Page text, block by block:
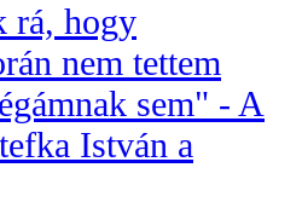
rá, hogy
nem tettem
sem" - A
István a